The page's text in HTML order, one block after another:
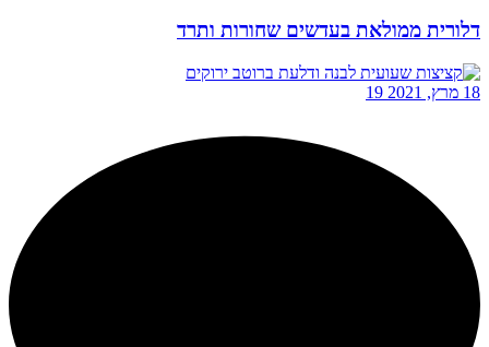
דלורית ממולאת בעדשים שחורות ותרד
18 מרץ, 2021 19